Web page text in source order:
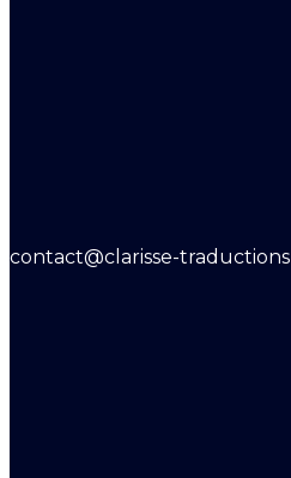
contact@clarisse-traductions